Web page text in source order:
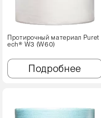
Протирочный материал Puret
ech® W3 (W60)
Подробнее